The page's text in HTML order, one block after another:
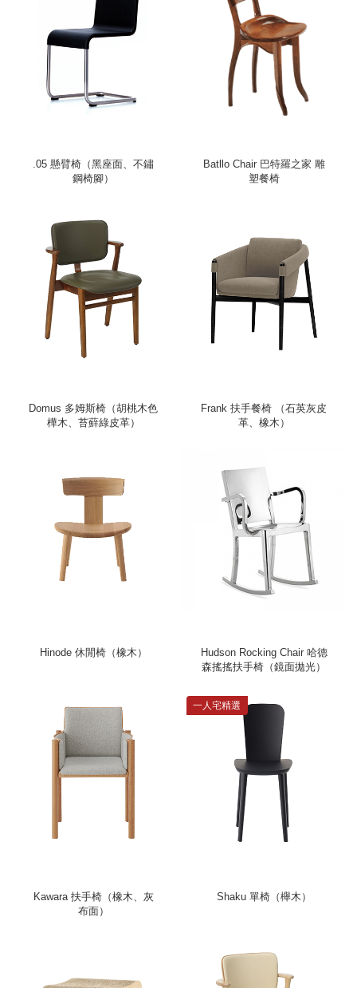
.05 懸臂椅（黑座面、不鏽
鋼椅腳）
Batllo Chair 巴特羅之家 雕
塑餐椅
Domus 多姆斯椅（胡桃木色
樺木、苔蘚綠皮革）
Frank 扶手餐椅 （石英灰皮
革、橡木）
Hinode 休閒椅（橡木）
Hudson Rocking Chair 哈德
森搖搖扶手椅（鏡面拋光）
Kawara 扶手椅（橡木、灰
布面）
一人宅精選
Shaku 單椅（櫸木）